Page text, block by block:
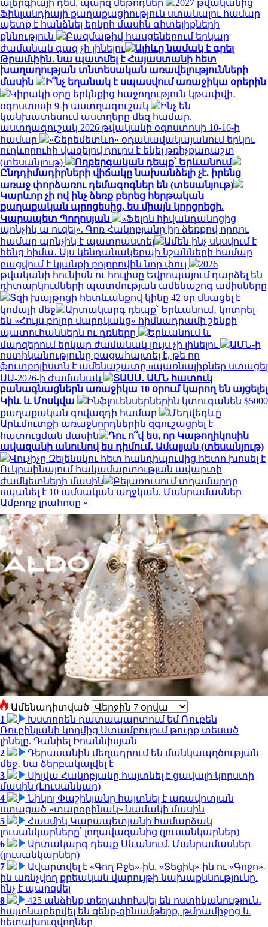
ալերգիայի դեմ. պարզ մեթոդներ
2027 թվականից
Ֆինլանդիայի քաղաքացիություն ստանալու համար
պետք է հանձնել երկրի մասին գիտելիքների
քննություն
Բազմաթիվ հասցեներում երկար
ժամանակ գազ չի լինելու
Ալիևը նամակ է գրել
Թրամփին․ նա պատմել է Հայաստանի հետ
խաղաղության տնտեսական առավելությունների
մասին
Ի՞նչ եղանակ է սպասվում առաջիկա օրերին
Կիրակի օրը երկնքից հաջողություն կթափվի․
օգոստոսի 9-ի աստղագուշակ
Ինչ են
կանխատեսում աստղերը մեզ համար.
աստղագուշակ 2026 թվականի օգոստոսի 10-16-ի
համար
«Շերեմետևո» օդանավակայանում երկու
ուղևորուհի վազելով դուրս է եկել թռիչքադաշտ
(տեսանյութ)
Ողբերգական դեպք՝ Երևանում
Ընդդիմադիրների վիճակը նախանձելի չէ. իրենց
առաջ փորձառու դեմագոգներ են (տեսանյութ)
Կարևոր չի ով ինչ ձեռք բերեց հերթական
քաղաքական պրոցեսից, ես միայն կորցրեցի.
Կարապետ Պողոսյան
«Ֆելոն հիվանդանոցից
պոնչիկ ա ուզել». Գոռ Հակոբյանը իր ձեռքով որդու
համար պոնչիկ է պատրաստել
Ամեն ինչ սկսվում է
հենց հիմա․ Այս կենդանակերպի նշանների համար
բացվում է կյանքի բոլորովին նոր փուլ
2026
թվականի հունիսն ու հուլիսը Եվրոպայում դարձել են
դիտարկումների պատմության ամենաշոգ ամիսները
Տզի խայթոցի հետևանքով կինը 42 օր մնացել է
կոմայի մեջ
Արտակարգ դեպք՝ Երևանում․ կոտրել
են «Հույս բոլոր մարդկանց» հիմնադրամի շենքի
պատուհաններն ու դռները
Երևանում և
մարզերում երկար ժամանակ լույս չի լինելու
ԱՄՆ-ի
ոստիկանությունը բացահայտել է, թե որ
ֆուտբոլիստն է ամենաշատը uպառնալիքներ ստացել
ԱԱ-2026-ի ժամանակ
ՏԱՍՍ․ ԱՄՆ հատուկ
բանագնացներն առաջիկա 10 օրում կարող են այցելել
Կիև և Մոսկվա
Ինֆլուենսերներին կտուգանեն $5000
քաղաքական գովազդի համար
Մեդվեդևը
Արևմուտքի առաջնորդներին զգուշացրել է
հատուցման մասին
Դու ո՞վ ես, որ Կաթողիկոսին
ավազանի անունով ես դիմում․ Ամալյան (տեսանյութ)
Վուչիչը Զելենսկու հետ հանդիպումից հետո խոսել է
Ուկրաինայում հակամարտության ավարտի
ժամկետների մասին
Բելառուսում տղամարդը
սպանել է 10 ամսական աղջկան. Մանրամասներ
Ամբողջ լրահոսը »
Ամենադիտված
1
Խստորեն դատապարտում եմ Ռուբեն
Ռուբինյանի կողմից Ստամբուլում թուրք տեսած
լինելը. Դանիել Իոաննիսյան
2
Դերասանին մեղադրում են մանկապղծության
մեջ․ նա ձերբակալվել է
3
Սիլվա Հակոբյանը հայտնել է ցավալի կորստի
մասին (Լուսանկար)
4
Նիկոլ Փաշինյանը հայտնել է առավոտյան
ստացած «տարօրինակ» նամակի մասին
5
Հասմիկ Կարապետյանի համարձակ
լուսանկարները՝ լողավազանից (լուսանկարներ)
6
Արտակարգ դեպք Սևանում. Մանրամասներ
(լուսանկարներ)
7
Ավարտվել է «Գող Բջե»-ին, «Տեցիկ»-ին ու «Գոջո»-
ին առնչվող քրեական վարույթի նախաքննությունը.
ինչ է պարզվել
8
425 անձինք տեղափոխվել են ոստիկանություն․
հայտնաբերվել են զենք-զինամթերք, թմրամիջոց և
հետախուզվողներ